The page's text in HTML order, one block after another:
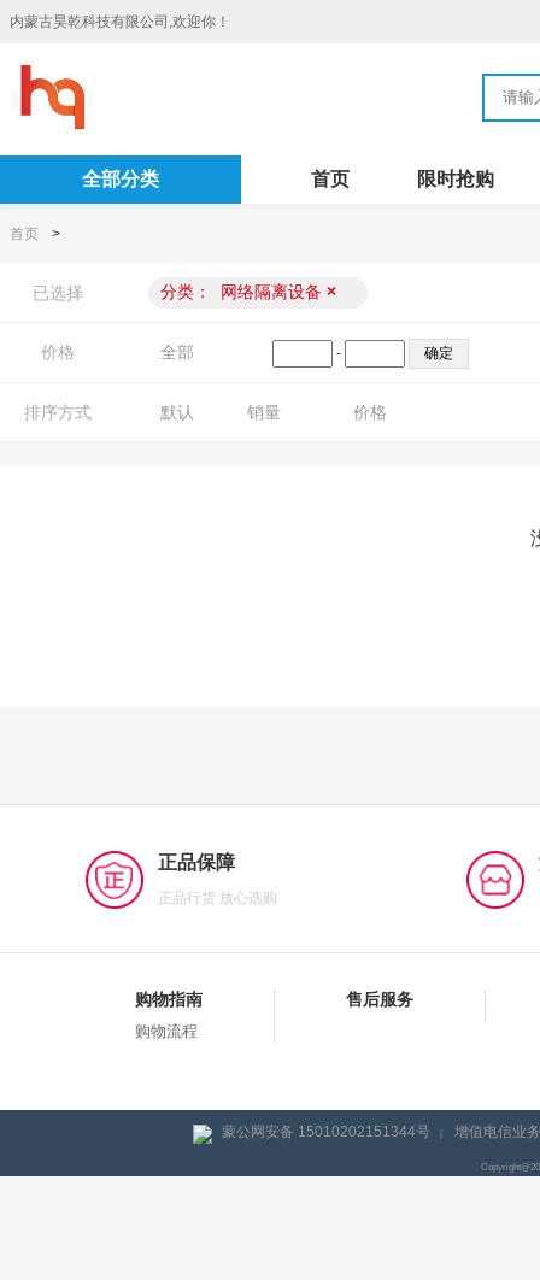
内蒙古昊乾科技有限公司,欢迎你！
全部分类 首页 限时抢购
首页 >
已选择 分类： 网络隔离设备 ×
价格 全部 -
排序方式 默认 销量 价格
正品保障
正品行货 放心选购
购物指南
购物流程
售后服务
蒙公网安备 15010202151344号 | 增值电信业